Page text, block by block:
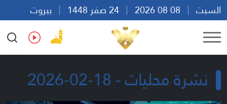
السبت
بيروت
10:00
Ar En Fr Es
نشرة محليات - 18-02-2026